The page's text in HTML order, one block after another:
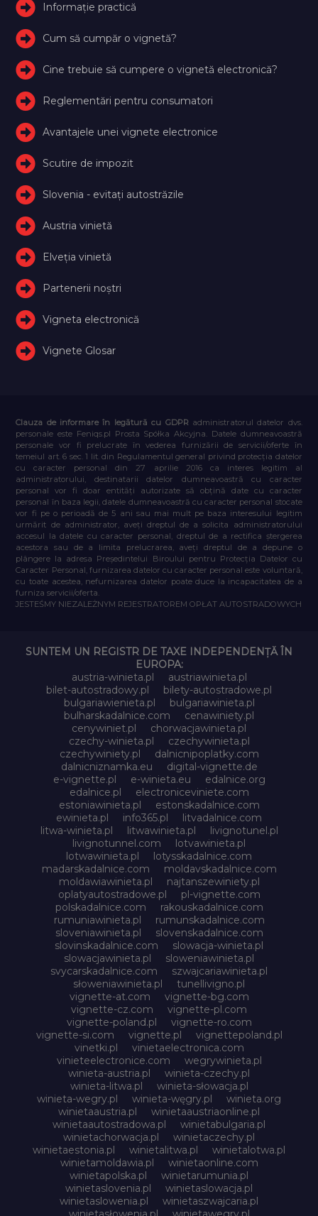
Informație practică
Cum să cumpăr o vignetă?
Cine trebuie să cumpere o vignetă electronică?
Reglementări pentru consumatori
Avantajele unei vignete electronice
Scutire de impozit
Slovenia - evitați autostrăzile
Austria vinietă
Elveţia vinietă
Partenerii noștri
Vigneta electronică
Vignete Glosar
Clauza de informare în legătură cu GDPR administratorul datelor dvs.
personale este Feniqs.pl Prosta Spółka Akcyjna. Datele dumneavoastră
personale vor fi prelucrate în vederea furnizării de servicii/oferte în
temeiul art. 6 sec. 1 lit. din Regulamentul general privind protecția datelor
cu caracter personal din 27 aprilie 2016 ca interes legitim al
administratorului, destinatarii datelor dumneavoastră cu caracter
personal vor fi doar entități autorizate să obțină date cu caracter
personal în baza legii, datele dumneavoastră cu caracter personal stocate
vor fi pe o perioadă de 5 ani sau mai mult pe baza interesului legitim
urmărit de administrator, aveți dreptul de a solicita administratorului
accesul la datele cu caracter personal, dreptul de a rectifica ștergerea
acestora sau de a limita prelucrarea, aveți dreptul de a depune o
plângere la adresa Președintelui Biroului pentru Protecția Datelor cu
Caracter Personal, furnizarea datelor cu caracter personal este voluntară,
cu toate acestea, nefurnizarea datelor poate duce la incapacitatea de a
furniza servicii/oferta.
JESTEŚMY NIEZALEŻNYM REJESTRATOREM OPŁAT AUTOSTRADOWYCH
SUNTEM UN REGISTR DE TAXE INDEPENDENȚĂ ÎN
EUROPA:
austria-winieta.pl
austriawinieta.pl
bilet-autostradowy.pl
bilety-autostradowe.pl
bulgariawienieta.pl
bulgariawinieta.pl
bulharskadalnice.com
cenawiniety.pl
cenywiniet.pl
chorwacjawinieta.pl
czechy-winieta.pl
czechywinieta.pl
czechywiniety.pl
dalnicnipoplatky.com
dalnicniznamka.eu
digital-vignette.de
e-vignette.pl
e-winieta.eu
edalnice.org
edalnice.pl
electroniceviniete.com
estoniawinieta.pl
estonskadalnice.com
ewinieta.pl
info365.pl
litvadalnice.com
litwa-winieta.pl
litwawinieta.pl
livignotunel.pl
livignotunnel.com
lotvawinieta.pl
lotwawinieta.pl
lotysskadalnice.com
madarskadalnice.com
moldavskadalnice.com
moldawiawinieta.pl
najtanszewiniety.pl
oplatyautostradowe.pl
pl-vignette.com
polskadalnice.com
rakouskadalnice.com
rumuniawinieta.pl
rumunskadalnice.com
sloveniawinieta.pl
slovenskadalnice.com
slovinskadalnice.com
slowacja-winieta.pl
slowacjawinieta.pl
sloweniawinieta.pl
svycarskadalnice.com
szwajcariawinieta.pl
słoweniawinieta.pl
tunellivigno.pl
vignette-at.com
vignette-bg.com
vignette-cz.com
vignette-pl.com
vignette-poland.pl
vignette-ro.com
vignette-si.com
vignette.pl
vignettepoland.pl
vinetki.pl
vinietaelectronica.com
vinieteelectronice.com
wegrywinieta.pl
winieta-austria.pl
winieta-czechy.pl
winieta-litwa.pl
winieta-słowacja.pl
winieta-wegry.pl
winieta-węgry.pl
winieta.org
winietaaustria.pl
winietaaustriaonline.pl
winietaautostradowa.pl
winietabulgaria.pl
winietachorwacja.pl
winietaczechy.pl
winietaestonia.pl
winietalitwa.pl
winietalotwa.pl
winietamoldawia.pl
winietaonline.com
winietapolska.pl
winietarumunia.pl
winietaslovenia.pl
winietaslowacja.pl
winietaslowenia.pl
winietaszwajcaria.pl